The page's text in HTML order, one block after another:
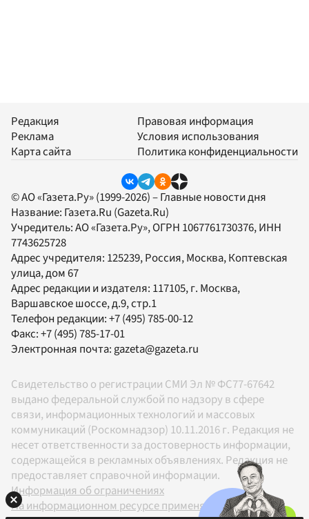
Редакция
Реклама
Карта сайта
Правовая информация
Условия использования
Политика конфиденциальности
© АО «Газета.Ру» (1999-2026) – Главные новости дня
Название: Газета.Ru (Gazeta.Ru)
Учредитель:АО «Газета.Ру», ОГРН 1067761730376, ИНН
7743625728
Адрес учредителя: 125239, Россия, Москва, Коптевская
улица, дом 67
Адрес редакции и издателя: 117105, г. Москва,
Варшавское шоссе, д.9, стр.1
Телефон редакции:+7 (495) 785-00-12
Факс:+7 (495) 785-17-01
Электронная почта:gazeta@gazeta.ru
Свидетельство о регистрации СМИ Эл № ФС77-67642
выдано федеральной службой по надзору в сфере
связи, информационных технологий и массовых
коммуникаций (Роскомнадзор) 10.11.2016 г. Редакция не
несет ответственности за достоверность информации,
содержащейся в рекламных объявлениях. Редакция не
предоставляет справочной информации.
Информация об ограничениях
На информационном ресурсе применяются